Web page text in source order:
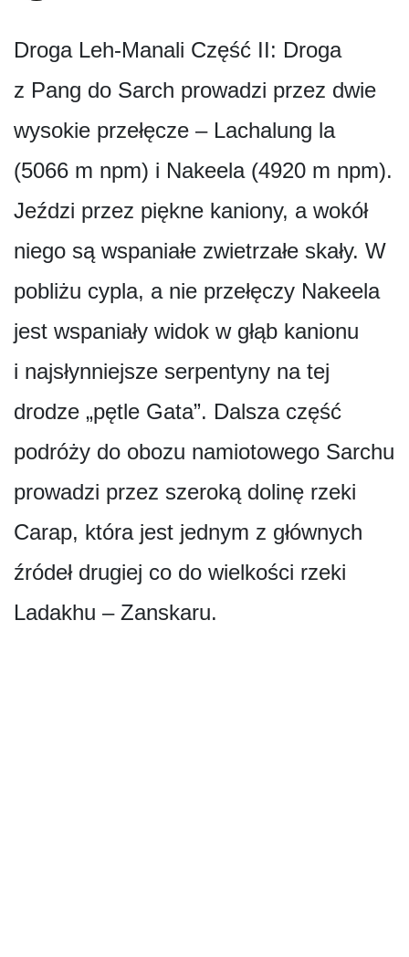
Droga Leh-Manali Część II: Droga
z Pang do Sarch prowadzi przez dwie
wysokie przełęcze – Lachalung la
(5066 m npm) i Nakeela (4920 m npm).
Jeździ przez piękne kaniony, a wokół
niego są wspaniałe zwietrzałe skały. W
pobliżu cypla, a nie przełęczy Nakeela
jest wspaniały widok w głąb kanionu
i najsłynniejsze serpentyny na tej
drodze „pętle Gata”. Dalsza część
podróży do obozu namiotowego Sarchu
prowadzi przez szeroką dolinę rzeki
Carap, która jest jednym z głównych
źródeł drugiej co do wielkości rzeki
Ladakhu – Zanskaru.